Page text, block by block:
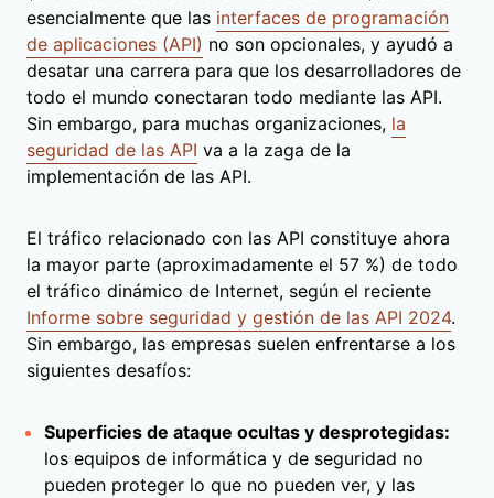
esencialmente que las interfaces de programación
de aplicaciones (API) no son opcionales, y ayudó a
desatar una carrera para que los desarrolladores de
todo el mundo conectaran todo mediante las API.
Sin embargo, para muchas organizaciones, la
seguridad de las API va a la zaga de la
implementación de las API.
El tráfico relacionado con las API constituye ahora
la mayor parte (aproximadamente el 57 %) de todo
el tráfico dinámico de Internet, según el reciente
Informe sobre seguridad y gestión de las API 2024.
Sin embargo, las empresas suelen enfrentarse a los
siguientes desafíos:
Superficies de ataque ocultas y desprotegidas:
los equipos de informática y de seguridad no
pueden proteger lo que no pueden ver, y las